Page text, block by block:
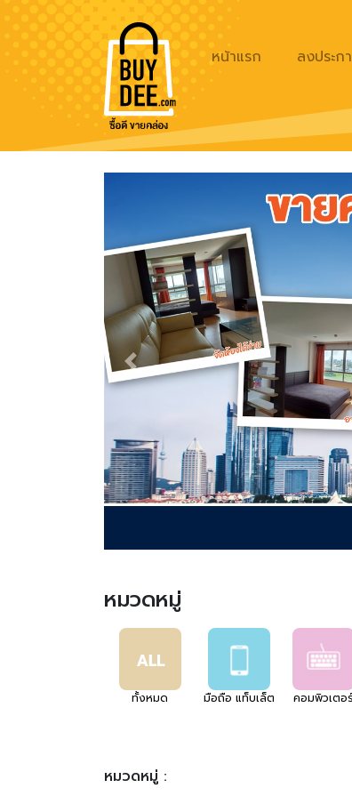
หน้าแรก ลงประก
Previous
หมวดหมู่
ทั้งหมด มือถือ แท็บเล็ต คอมพิวเตอ
หมวดหมู่ :